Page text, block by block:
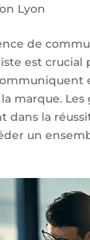
Lyon
de
est crucial
marque.
dans la
un